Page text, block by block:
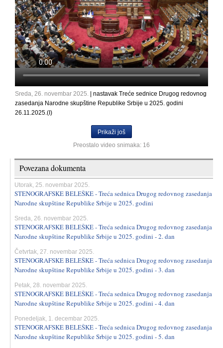
Sreda, 26. novembar 2025.
| nastavak Treće sednice Drugog redovnog
zasedanja Narodne skupštine Republike Srbije u 2025. godini
26.11.2025.(I)
Prikaži još
Preostalo video snimaka: 16
Povezana dokumenta
Utorak, 25. novembar 2025.
STENOGRAFSKE BELEŠKE - Treća sednica Drugog redovnog zasedanja
Narodne skupštine Republike Srbije u 2025. godini
Sreda, 26. novembar 2025.
STENOGRAFSKE BELEŠKE - Treća sednica Drugog redovnog zasedanja
Narodne skupštine Republike Srbije u 2025. godini - 2. dan
Četvrtak, 27. novembar 2025.
STENOGRAFSKE BELEŠKE - Treća sednica Drugog redovnog zasedanja
Narodne skupštine Republike Srbije u 2025. godini - 3. dan
Petak, 28. novembar 2025.
STENOGRAFSKE BELEŠKE - Treća sednica Drugog redovnog zasedanja
Narodne skupštine Republike Srbije u 2025. godini - 4. dan
Ponedeljak, 1. decembar 2025.
STENOGRAFSKE BELEŠKE - Treća sednica Drugog redovnog zasedanja
Narodne skupštine Republike Srbije u 2025. godini - 5. dan